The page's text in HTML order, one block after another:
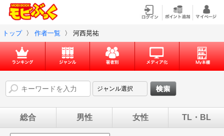
トップ 〉 作者一覧 〉 河西晃祐
総合 男性 女性 TL・BL